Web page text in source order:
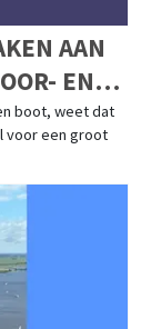
AAN
EN
boot, weet dat
voor een groot